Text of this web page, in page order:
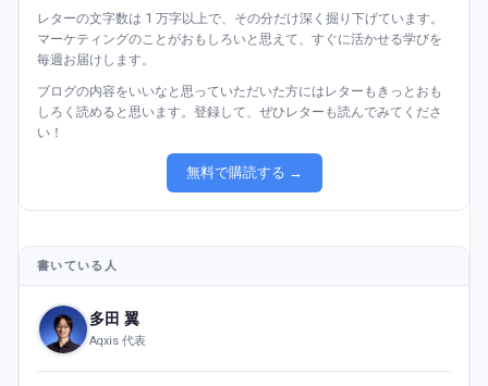
レターの文字数は 1 万字以上で、その分だけ深く掘り下げています。
マーケティングのことがおもしろいと思えて、すぐに活かせる学びを
毎週お届けします。
ブログの内容をいいなと思っていただいた方にはレターもきっとおも
しろく読めると思います。登録して、ぜひレターも読んでみてくださ
い！
無料で購読する →
書いている人
多田 翼
Aqxis 代表